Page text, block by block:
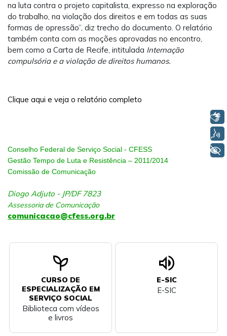
na luta contra o projeto capitalista, expresso na exploração
do trabalho, na violação dos direitos e em todas as suas
formas de opressão”, diz trecho do documento. O relatório
também conta com as moções aprovadas no encontro,
bem como a Carta de Recife, intitulada Internação
compulsória e a violação de direitos humanos.
Clique aqui e veja o relatório completo
Conselho Federal de Serviço Social - CFESS
Gestão Tempo de Luta e Resistência – 2011/2014
Comissão de Comunicação
Diogo Adjuto - JP/DF 7823
Assessoria de Comunicação
comunicacao@cfess.org.br
psychiatry
CURSO DE
ESPECIALIZAÇÃO EM
SERVIÇO SOCIAL
Biblioteca com vídeos
e livros
volume_up
E-SIC
E-SIC
+ Acessibilidade